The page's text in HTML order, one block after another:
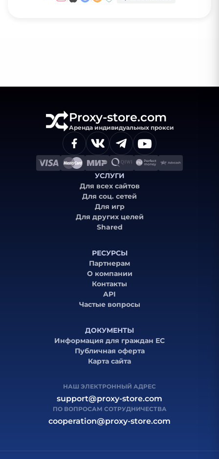
Proxy-store.com
Аренда индивидуальных прокси
УСЛУГИ
Для всех сайтов
Для соц. сетей
Для игр
Для других целей
Shared
РЕСУРСЫ
Партнерам
О компании
Контакты
API
Частые вопросы
ДОКУМЕНТЫ
Информация для граждан ЕС
Публичная оферта
Карта сайта
НАШ ЭЛЕКТРОННЫЙ АДРЕС
support@proxy-store.com
ПО ВОПРОСАМ СОТРУДНИЧЕСТВА
cooperation@proxy-store.com